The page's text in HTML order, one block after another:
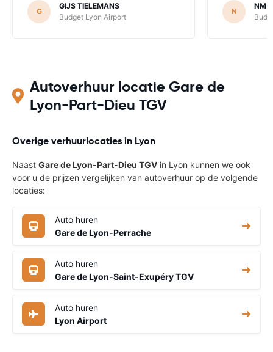
G
GIJS TIELEMANS
Budget Lyon Airport
N
NM
Autoverhuur locatie Gare de
Lyon-Part-Dieu TGV
Overige verhuurlocaties in Lyon
Naast Gare de Lyon-Part-Dieu TGV in Lyon kunnen we ook
voor u de prijzen vergelijken van autoverhuur op de volgende
locaties:
Auto huren
Gare de Lyon-Perrache
Auto huren
Gare de Lyon-Saint-Exupéry TGV
Auto huren
Lyon Airport